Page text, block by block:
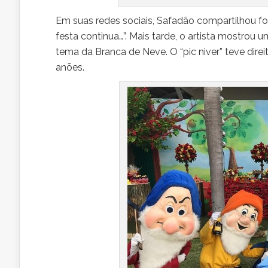
Em suas redes sociais, Safadão compartilhou
festa continua…”. Mais tarde, o artista mostrou
tema da Branca de Neve. O “pic niver” teve
anões.